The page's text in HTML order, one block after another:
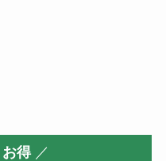
お得／